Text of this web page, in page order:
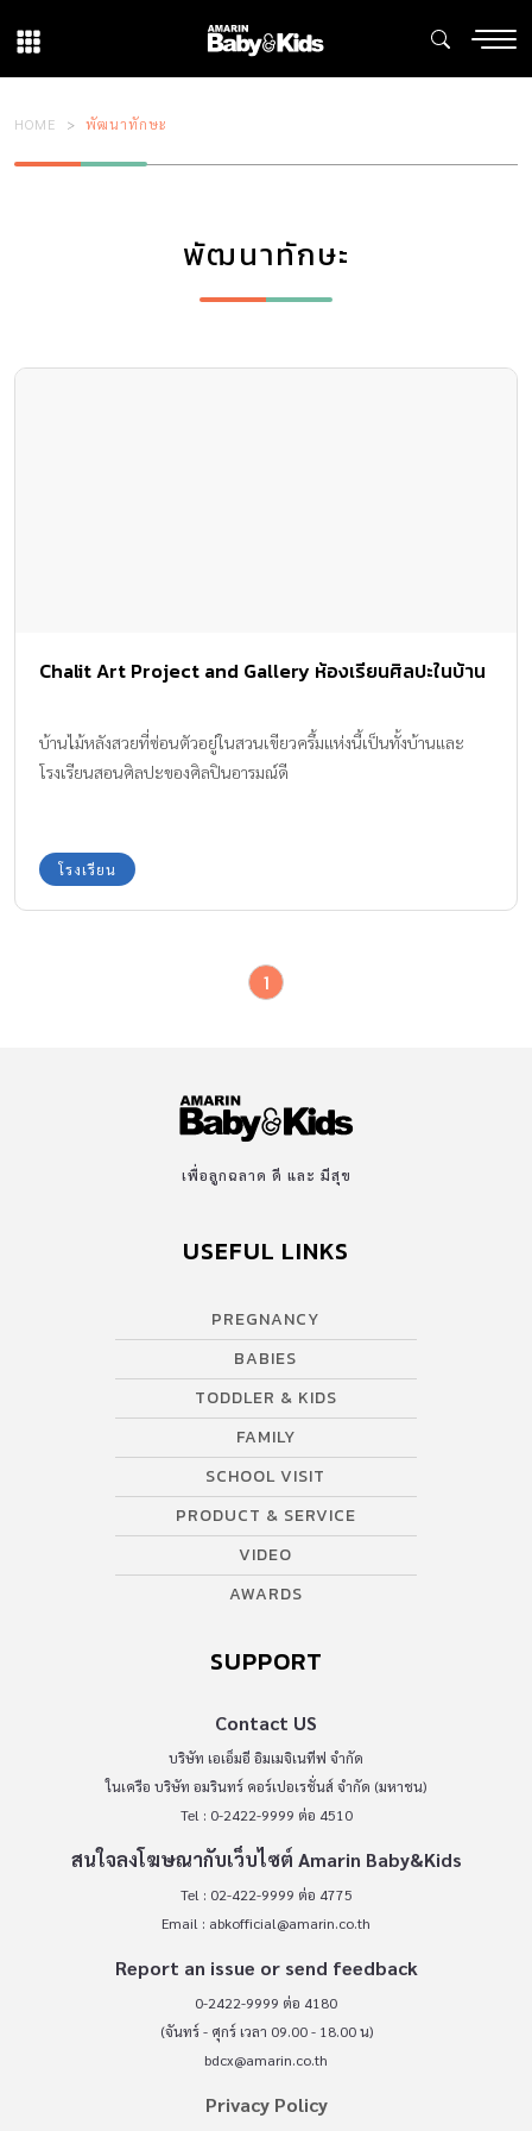
HOME พัฒนาทักษะ
พัฒนาทักษะ
Chalit Art Project and Gallery ห้องเรียนศิลปะในบ้าน
บ้านไม้หลังสวยที่ซ่อนตัวอยู่ในสวนเขียวครึ้มแห่งนี้เป็นทั้งบ้านและ
โรงเรียนสอนศิลปะของศิลปินอารมณ์ดี
โรงเรียน
1
เพื่อลูกฉลาด ดี และ มีสุข
USEFUL LINKS
PREGNANCY
BABIES
TODDLER & KIDS
FAMILY
SCHOOL VISIT
PRODUCT & SERVICE
VIDEO
AWARDS
SUPPORT
Contact US
บริษัท เอเอ็มอี อิมเมจิเนทีฟ จำกัด
ในเครือ บริษัท อมรินทร์ คอร์เปอเรชั่นส์ จำกัด (มหาชน)
Tel : 0-2422-9999 ต่อ 4510
สนใจลงโฆษณากับเว็บไซต์ Amarin Baby&Kids
Tel : 02-422-9999 ต่อ 4775
Email : abkofficial@amarin.co.th
Report an issue or send feedback
0-2422-9999 ต่อ 4180
(จันทร์ - ศุกร์ เวลา 09.00 - 18.00 น)
bdcx@amarin.co.th
Privacy Policy